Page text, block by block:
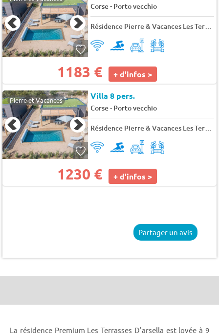
Corse- Porto vecchio
1183 € + d'infos >
Pierre et Vacances Villa 8 pers.
Corse- Porto vecchio
Résidence Pierre & Vacances Les Terrasses d'Arsella
1230 € + d'infos >
Partager un avis
La résidence Premium Les Terrasses D'arsella est lovée à 9